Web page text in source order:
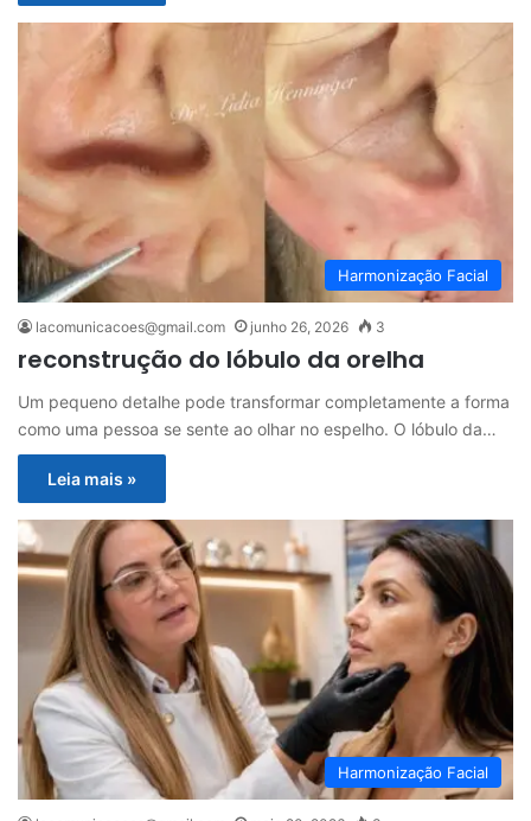
Harmonização Facial
lacomunicacoes@gmail.com junho 26, 2026 3
reconstrução do lóbulo da orelha
Um pequeno detalhe pode transformar completamente a forma
como uma pessoa se sente ao olhar no espelho. O lóbulo da…
Leia mais »
Harmonização Facial